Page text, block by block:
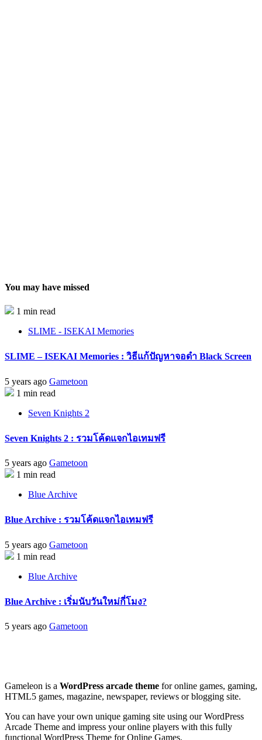
You may have missed
1 min read
SLIME - ISEKAI Memories
SLIME – ISEKAI Memories : วิธีแก้ปัญหาจอดำ Black Screen
5 years ago Gametoon
1 min read
Seven Knights 2
Seven Knights 2 : รวมโค้ดแจกไอเทมฟรี
5 years ago Gametoon
1 min read
Blue Archive
Blue Archive : รวมโค้ดแจกไอเทมฟรี
5 years ago Gametoon
1 min read
Blue Archive
Blue Archive : เริ่มนับวันใหม่กี่โมง?
5 years ago Gametoon
Gameleon is a WordPress arcade theme for online games, gaming,
HTML5 games, magazine, newspaper, reviews or blogging site.
You can have your own unique gaming site using our WordPress
Arcade Theme and impress your online players with this fully
functional WordPress Theme for Online Games.